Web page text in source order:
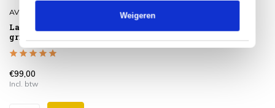
Weigeren
AVH-Collectie
Lazy Susan draaiplateau
grijs 74cm doorsnede
€99,00
Incl. btw